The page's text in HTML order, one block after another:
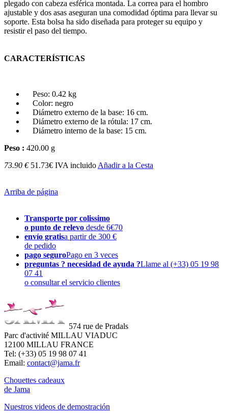
plegado con cabeza esférica montada. La correa para el hombro
ajustable y dos asas aseguran una comodidad óptima para llevar su
soporte. Esta bolsa ha sido diseñada para proteger su equipo y
resistir el paso del tiempo.
CARACTERÍSTICAS
Peso: 0.42 kg
Color: negro
Diámetro externo de la base: 16 cm.
Diámetro externo de la rótula: 17 cm.
Diámetro interno de la base: 15 cm.
Peso : 420.00 g
73.90 € 51.73€ IVA incluido Añadir a la Cesta
Arriba de página
Transporte por colissimo
o punto de relevo desde 6€70
envío gratisa partir de 300 €
de pedido
pago seguroPago en 3 veces
preguntas ? necesidad de ayuda ?Llame al (+33) 05 19 98
07 41
o consultar el servicio clientes
574 rue de Pradals
Parc d'activité MILLAU VIADUC
12100 MILLAU FRANCE
Tel: (+33) 05 19 98 07 41
Email: contact@jama.fr
Chouettes cadeaux
de Jama
Nuestros videos de demostración